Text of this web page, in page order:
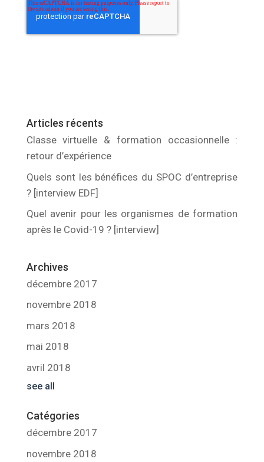
Articles récents
Classe virtuelle & formation occasionnelle :
retour d’expérience
Quels sont les bénéfices du SPOC d’entreprise
? [interview EDF]
Quel avenir pour les organismes de formation
après le Covid-19 ? [interview]
Archives
décembre 2017
novembre 2018
mars 2018
mai 2018
avril 2018
see all
Catégories
décembre 2017
novembre 2018